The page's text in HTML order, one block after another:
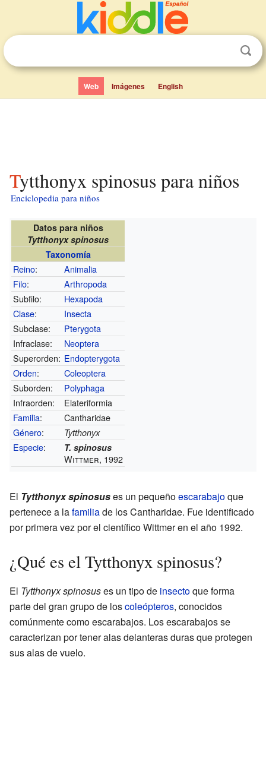
Web Imágenes English
Tytthonyx spinosus para niños
Enciclopedia para niños
Datos para niños
Tytthonyx spinosus
Taxonomía
Reino:
Animalia
Filo:
Arthropoda
Subfilo:
Hexapoda
Clase:
Insecta
Subclase:
Pterygota
Infraclase:
Neoptera
Superorden: Endopterygota
Orden:
Coleoptera
Suborden:
Polyphaga
Infraorden:
Elateriformia
Familia:
Cantharidae
Género: Tytthonyx
Especie: T. spinosus
Wittmer, 1992
El Tytthonyx spinosuses un pequeñoescarabajoque
pertenece a lafamiliade los Cantharidae. Fue identificado
por primera vez por el científico Wittmer en el año 1992.
¿Qué es el Tytthonyx spinosus?
El Tytthonyx spinosuses un tipo de insectoque forma
parte del gran grupo de loscoleópteros, conocidos
comúnmente como escarabajos. Los escarabajos se
caracterizan por tener alas delanteras duras que protegen
sus alas de vuelo.